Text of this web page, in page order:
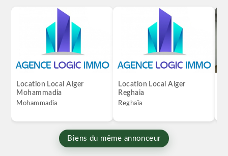
Location Local Alger
Mohammadia
Mohammadia
Location Local Alger
Reghaia
Reghaïa
Biens du même annonceur